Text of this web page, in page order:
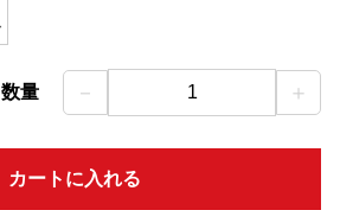
数量 － 1 ＋
カートに入れる